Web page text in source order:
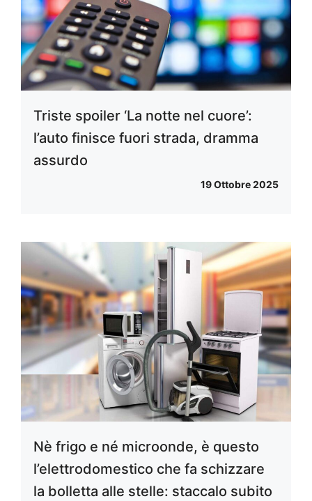
Triste spoiler ‘La notte nel cuore’:
l’auto finisce fuori strada, dramma
assurdo
19 Ottobre 2025
Nè frigo e né microonde, è questo
l’elettrodomestico che fa schizzare
la bolletta alle stelle: staccalo subito